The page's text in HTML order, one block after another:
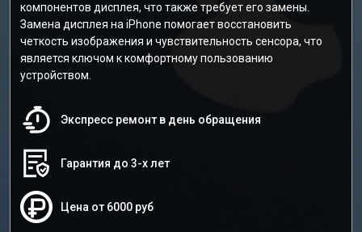
компонентов дисплея, что также требует его замены.
Замена дисплея на iPhone помогает восстановить
четкость изображения и чувствительность сенсора, что
является ключом к комфортному пользованию
устройством.
Экспресс ремонт в день обращения
Гарантия до 3-х лет
Цена от 6000 руб